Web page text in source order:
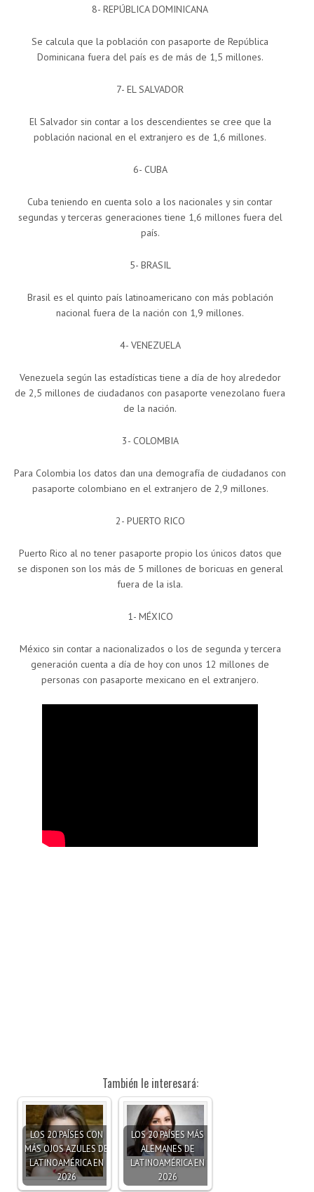
8- REPÚBLICA DOMINICANA
Se calcula que la población con pasaporte de República
Dominicana fuera del país es de más de 1,5 millones.
7- EL SALVADOR
El Salvador sin contar a los descendientes se cree que la
población nacional en el extranjero es de 1,6 millones.
6- CUBA
Cuba teniendo en cuenta solo a los nacionales y sin contar
segundas y terceras generaciones tiene 1,6 millones fuera del
país.
5- BRASIL
Brasil es el quinto país latinoamericano con más población
nacional fuera de la nación con 1,9 millones.
4- VENEZUELA
Venezuela según las estadísticas tiene a día de hoy alrededor
de 2,5 millones de ciudadanos con pasaporte venezolano fuera
de la nación.
3- COLOMBIA
Para Colombia los datos dan una demografía de ciudadanos con
pasaporte colombiano en el extranjero de 2,9 millones.
2- PUERTO RICO
Puerto Rico al no tener pasaporte propio los únicos datos que
se disponen son los más de 5 millones de boricuas en general
fuera de la isla.
1- MÉXICO
México sin contar a nacionalizados o los de segunda y tercera
generación cuenta a día de hoy con unos 12 millones de
personas con pasaporte mexicano en el extranjero.
También le interesará:
LOS 20 PAÍSES CON
MÁS OJOS AZULES DE
LATINOAMÉRICA EN
2026
LOS 20 PAÍSES MÁS
ALEMANES DE
LATINOAMÉRICA EN
2026